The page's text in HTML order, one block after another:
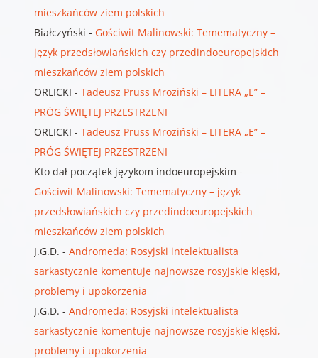
mieszkańców ziem polskich
Białczyński - Gościwit Malinowski: Temematyczny –
język przedsłowiańskich czy przedindoeuropejskich
mieszkańców ziem polskich
ORLICKI - Tadeusz Pruss Mroziński – LITERA „E” –
PRÓG ŚWIĘTEJ PRZESTRZENI
ORLICKI - Tadeusz Pruss Mroziński – LITERA „E” –
PRÓG ŚWIĘTEJ PRZESTRZENI
Kto dał początek językom indoeuropejskim -
Gościwit Malinowski: Temematyczny – język
przedsłowiańskich czy przedindoeuropejskich
mieszkańców ziem polskich
J.G.D. - Andromeda: Rosyjski intelektualista
sarkastycznie komentuje najnowsze rosyjskie klęski,
problemy i upokorzenia
J.G.D. - Andromeda: Rosyjski intelektualista
sarkastycznie komentuje najnowsze rosyjskie klęski,
problemy i upokorzenia